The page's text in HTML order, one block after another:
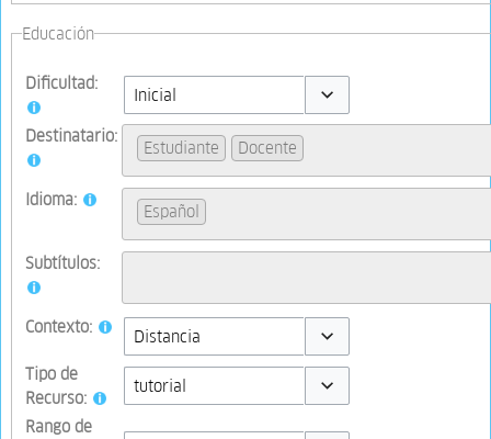
Educación
Dificultad:
Toggle options
Destinatario:
Estudiante Docente
Idioma:
Español
Subtítulos:
Contexto:
Toggle options
Tipo de
Recurso:
Rango de